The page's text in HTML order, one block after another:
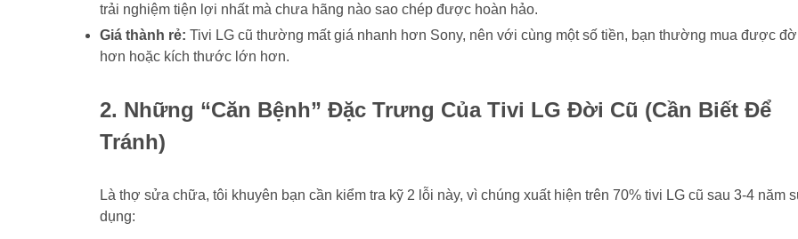
trải nghiệm tiện lợi nhất mà chưa hãng nào sao chép được hoàn hảo.
Giá thành rẻ: Tivi LG cũ thường mất giá nhanh hơn Sony, nên với cùng một số tiền, bạn thường mua được
hơn hoặc kích thước lớn hơn.
2. Những “Căn Bệnh” Đặc Trưng Của Tivi LG Đời Cũ (Cần Biết Để
Tránh)
Là thợ sửa chữa, tôi khuyên bạn cần kiểm tra kỹ 2 lỗi này, vì chúng xuất hiện trên 70% tivi LG cũ sau 3-4 năm
dụng: